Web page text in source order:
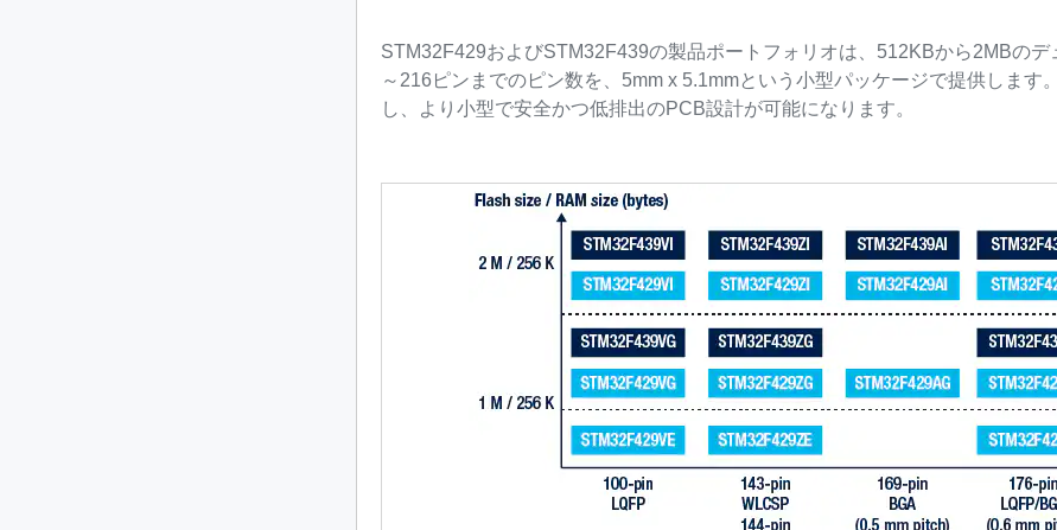
STM32F429およびSTM32F439の製品ポートフォリオは、512KBから2MBの
～216ピンまでのピン数を、5mm x 5.1mmという小型パッケージで提供しま
し、より小型で安全かつ低排出のPCB設計が可能になります。